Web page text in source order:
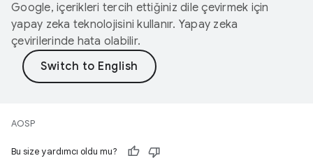
Google, içerikleri tercih ettiğiniz dile çevirmek için
yapay zeka teknolojisini kullanır. Yapay zeka
çevirilerinde hata olabilir.
AOSP
Bu size yardımcı oldu mu?